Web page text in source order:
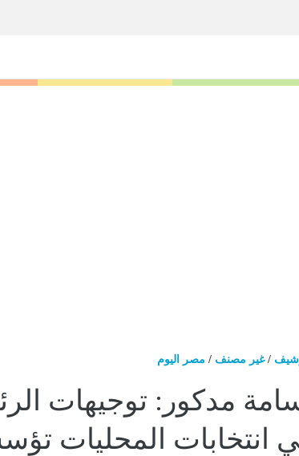
/غير مصنف / مصر اليوم
مدكور: توجيهات
انتخابات المحليات